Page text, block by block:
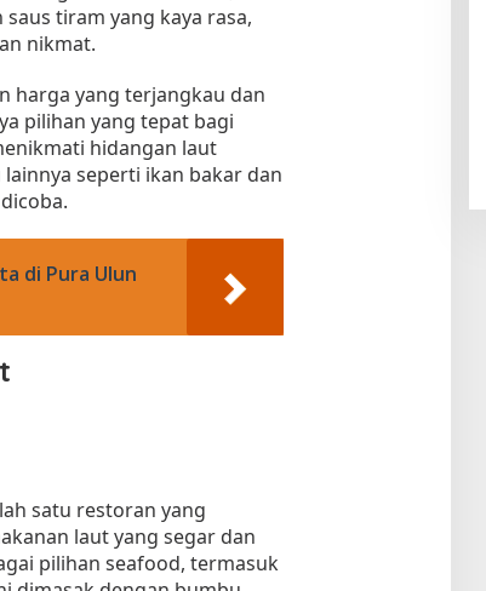
tiram yang kaya rasa,
nikmat.
harga yang terjangkau dan
pilihan yang tepat bagi
hidangan laut
seperti ikan bakar dan
di Pura Ulun
satu restoran yang
laut yang segar dan
pilihan seafood, termasuk